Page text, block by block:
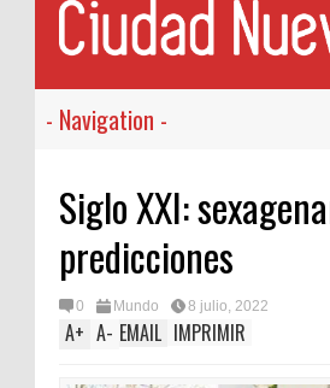
Siglo XXI:
predicciones
0 Mundo 8 julio, 2022
A+ A- EMAIL IMPRIMIR